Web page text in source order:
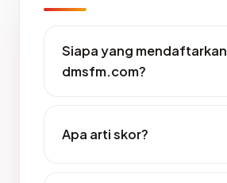
Siapa yang mendaftarkan
dmsfm.com?
Apa arti skor?